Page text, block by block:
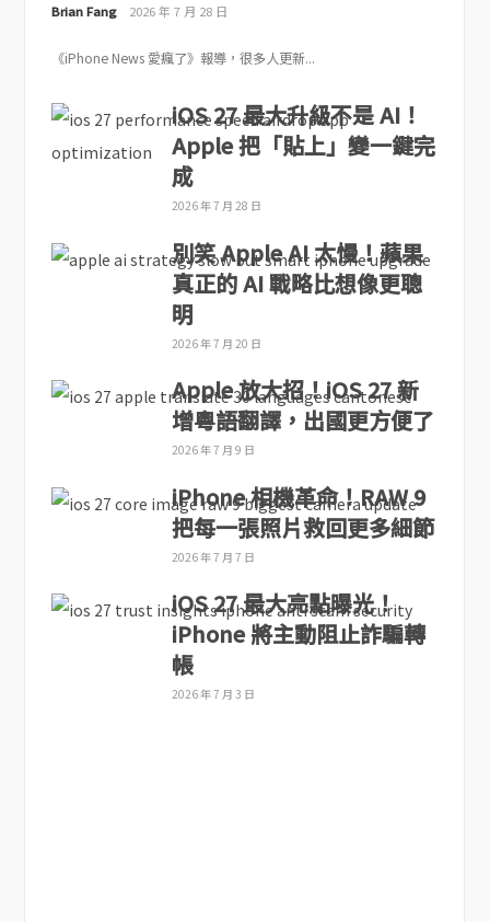
Brian Fang 2026 年 7 月 28 日
《iPhone News 愛瘋了》報導，很多人更新...
iOS 27 最大升級不是 AI！
Apple 把「貼上」變一鍵完
成
2026 年 7 月 28 日
別笑 Apple AI 太慢！蘋果
真正的 AI 戰略比想像更聰
明
2026 年 7 月 20 日
Apple 放大招！iOS 27 新
增粵語翻譯，出國更方便了
2026 年 7 月 9 日
iPhone 相機革命！RAW 9
把每一張照片救回更多細節
2026 年 7 月 7 日
iOS 27 最大亮點曝光！
iPhone 將主動阻止詐騙轉
帳
2026 年 7 月 3 日